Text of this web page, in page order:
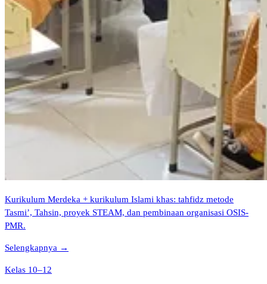
Kurikulum Merdeka + kurikulum Islami khas: tahfidz metode
Tasmi’, Tahsin, proyek STEAM, dan pembinaan organisasi OSIS-
PMR.
Selengkapnya →
Kelas 10–12